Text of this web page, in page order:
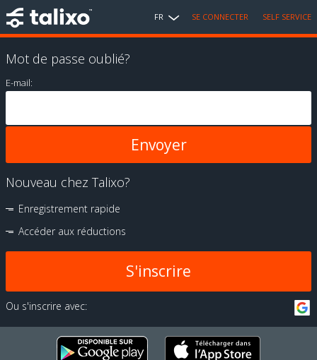
FR SE CONNECTER SELF SERVICE
Mot de passe oublié?
E-mail:
Nouveau chez Talixo?
Enregistrement rapide
Accéder aux réductions
S'inscrire
Ou s'inscrire avec: